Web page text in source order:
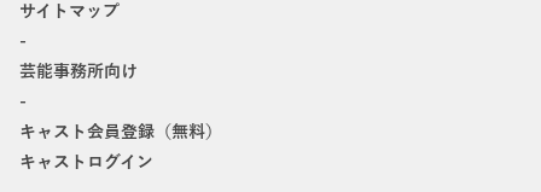
サイトマップ
-
芸能事務所向け
-
キャスト会員登録（無料）
キャストログイン